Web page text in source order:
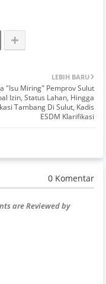
LEBIH BARU
"Isu Miring" Pemprov Sulut
Izin, Status Lahan, Hingga
Tambang Di Sulut, Kadis
ESDM Klarifikasi
0 Komentar
are Reviewed by